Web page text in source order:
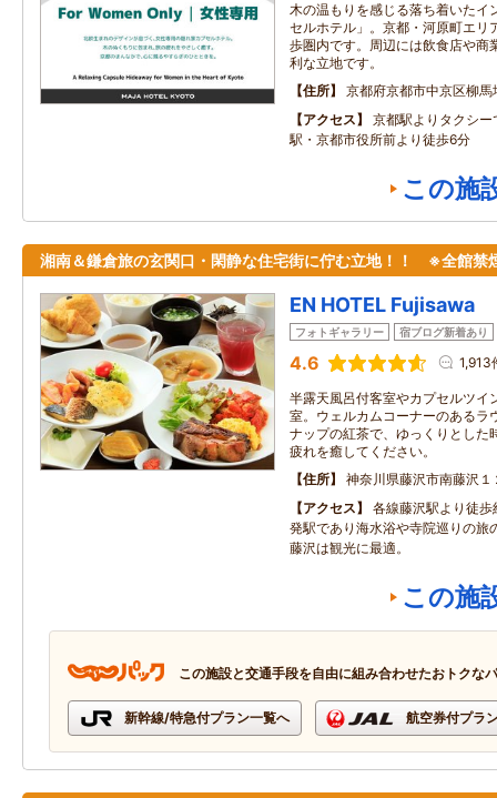
木の温もりを感じる落ち着いたイ
セルホテル」。京都・河原町エリ
歩圏内です。周辺には飲食店や商
利な立地です。
住所
京都府京都市中京区柳
アクセス
京都駅よりタクシ
駅・京都市役所前より徒歩6分
この施
湘南＆鎌倉旅の玄関口・閑静な住宅街に佇む立地！！ ※全館禁
EN HOTEL Fujisawa
フォトギャラリー 宿ブログ新着あり
4.6 1,913
半露天風呂付客室やカプセルツイ
室。ウェルカムコーナーのあるラ
ナップの紅茶で、ゆっくりとした
疲れを癒してください。
住所
神奈川県藤沢市南藤沢１
アクセス
各線藤沢駅より徒
発駅であり海水浴や寺院巡りの旅
藤沢は観光に最適。
この施
この施設と交通手段を自由に組み合わせたおトクな
新幹線/特急付プラン一覧へ 航空券付プラ